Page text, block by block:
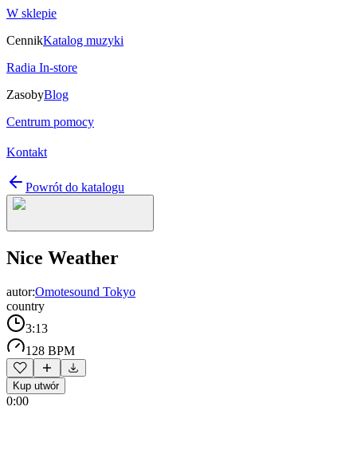
W sklepie
CennikKatalog muzyki
Radia In-store
ZasobyBlog
Centrum pomocy
Kontakt
Powrót do katalogu
Nice Weather
autor:Omotesound Tokyo
country
3:13
128 BPM
Kup utwór
0:00